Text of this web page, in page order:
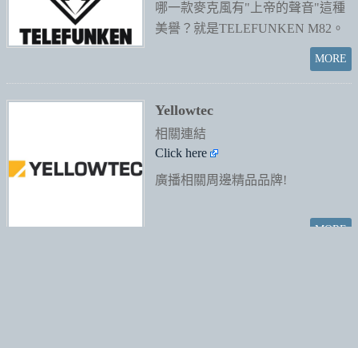
哪一款麥克風有"上帝的聲音"這種
美譽？就是TELEFUNKEN M82。
Yellowtec
相關連結
Click here
廣播相關周邊精品品牌!